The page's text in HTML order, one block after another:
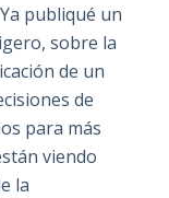
publiqué un
sobre la
de un
de
para más
viendo
la